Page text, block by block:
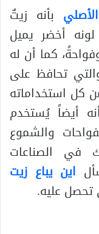
بأنه زيتٌ
أخضر يميل
كما أن له
تحافظ على
كل استخداماته
أيضاً يُستخدم
والشموع
في الصناعات
اين يباع زيت
عليه.